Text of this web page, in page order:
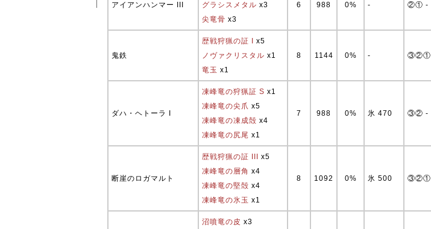
アイアンハンマー III
グラシスメタル x3
尖竜骨 x3
6 988 0% - ②① -
鬼鉄
歴戦狩猟の証 I
x5
ノヴァクリスタル x1
竜玉 x1
8 1144 0% - ③②①
ダハ・ヘトーラ I
凍峰竜の狩猟証 S x1
凍峰竜の尖爪 x5
凍峰竜の凍成殻 x4
凍峰竜の尻尾 x1
7 988 0% 氷 470 ③② -
断崖のロガマルト
歴戦狩猟の証 III
x5
凍峰竜の層角 x4
凍峰竜の堅殻 x4
凍峰竜の氷玉 x1
8 1092 0% 氷 500 ③②①
沼噴竜の皮 x3